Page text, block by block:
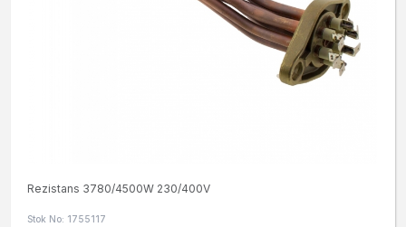
Rezistans 3780/4500W 230/400V
Stok No: 1755117